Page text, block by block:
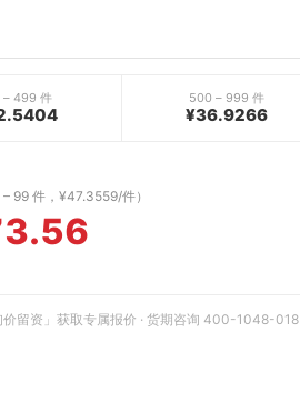
– 499 件 500 – 999 件
¥36.9266
99 件，¥47.3559/件）
留资」获取专属报价 · 货期咨询 400-1048-018